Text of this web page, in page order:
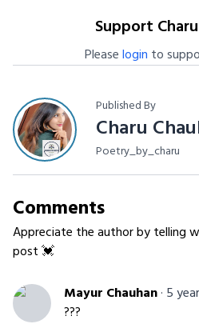
Support
Pleaselogin to
Published By
Charu
Poetry_by_charu
Comments
Appreciate the author by telling
post 💓
Mayur Chauhan· 5
???